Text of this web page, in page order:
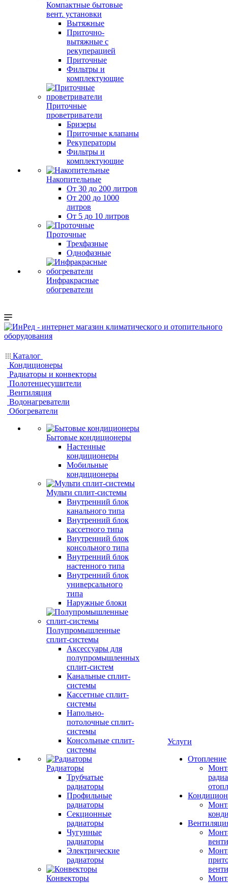
Компактные бытовые
вент. установки
Вытяжные
Приточно-
вытяжные с
рекуперацией
Приточные
Фильтры и
комплектующие
Приточные
проветриватели
Бризеры
Приточные клапаны
Рекуператоры
Фильтры и
комплектующие
Накопительные
От 30 до 200 литров
От 200 до 1000
литров
От 5 до 10 литров
Проточные
Трехфазные
Однофазные
Инфракрасные
обогреватели
Каталог
Кондиционеры
Радиаторы и конвекторы
Полотенцесушители
Вентиляция
Водонагреватели
Обогреватели
Бытовые кондиционеры
Настенные
кондиционеры
Мобильные
кондиционеры
Мульти сплит-системы
Внутренний блок
канального типа
Внутренний блок
кассетного типа
Внутренний блок
консольного типа
Внутренний блок
настенного типа
Внутренний блок
универсального
типа
Наружные блоки
Полупромышленные
сплит-системы
Аксессуары для
полупромышленных
сплит-систем
Канальные сплит-
системы
Кассетные сплит-
системы
Напольно-
потолочные сплит-
системы
Консольные сплит-
системы
Радиаторы
Трубчатые
радиаторы
Профильные
радиаторы
Секционные
радиаторы
Чугунные
радиаторы
Электрические
радиаторы
Конвекторы
Услуги
Отопление